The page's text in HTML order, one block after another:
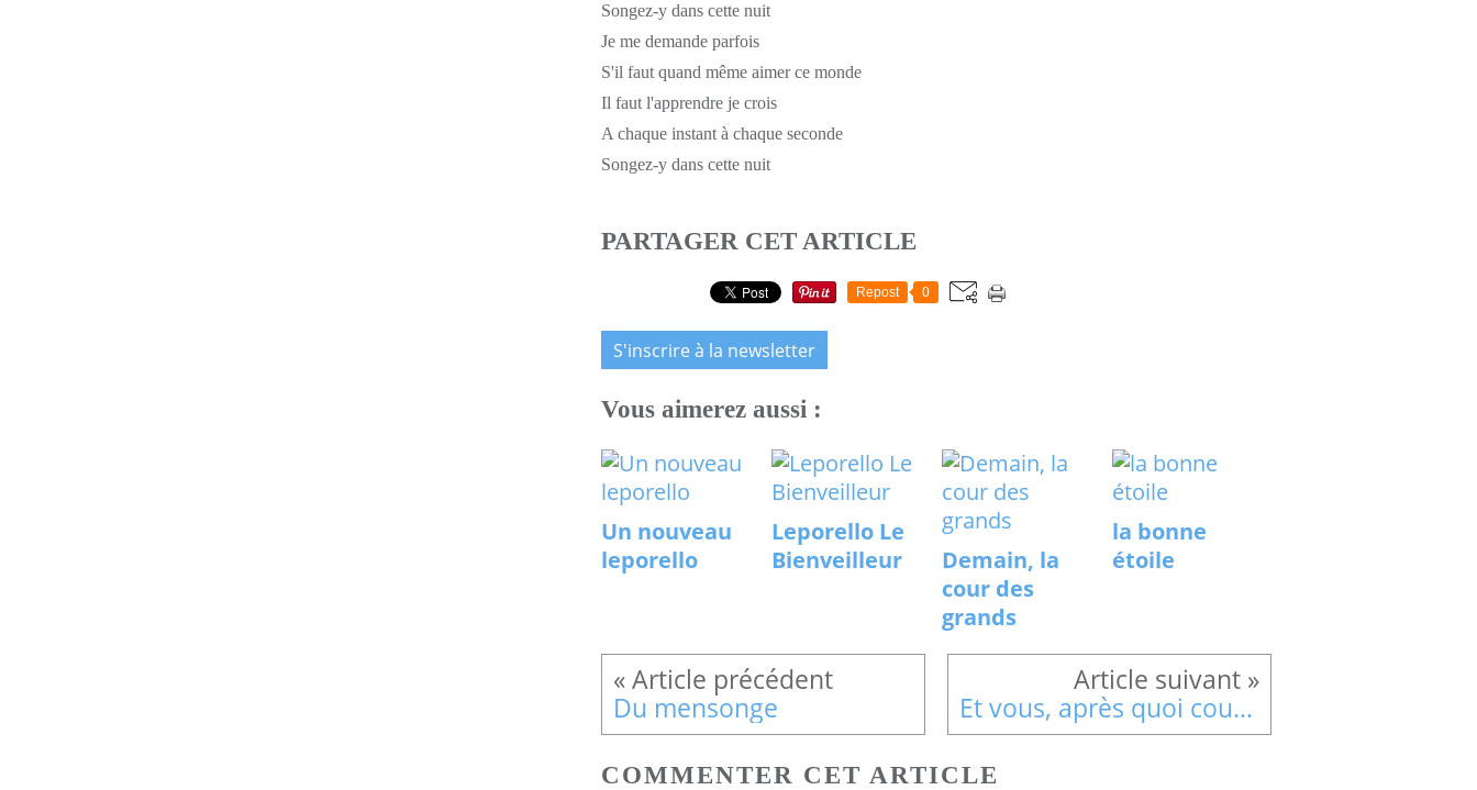
Songez-y dans cette nuit
Je me demande parfois
S'il faut quand même aimer ce monde
Il faut l'apprendre je crois
A chaque instant à chaque seconde
Songez-y dans cette nuit
PARTAGER CET ARTICLE
Repost 0
S'inscrire à la newsletter
Vous aimerez aussi :
Un nouveau
leporello
Leporello Le
Bienveilleur
Demain, la
cour des
grands
la bonne
étoile
Du mensonge Et vous, après quoi courez-vous ?
COMMENTER CET ARTICLE